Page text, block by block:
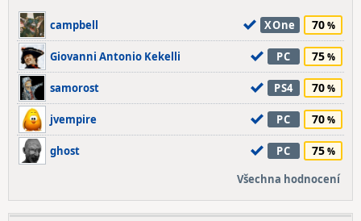
campbell XOne 70
Giovanni Antonio Kekelli PC 75
samorost PS4 70
jvempire PC 70
ghost PC 75
Všechna hodnocení